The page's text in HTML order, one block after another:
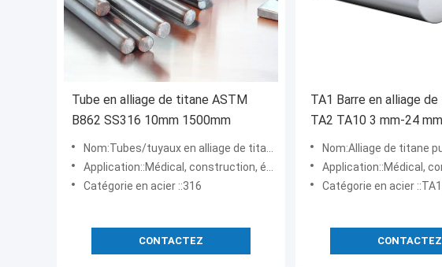
Tube en alliage de titane ASTM
B862 SS316 10mm 1500mm
Nom:Tubes/tuyaux en alliage de titane ASTM B862
Application::Médical, construction, énergie nucléaire, hydroélectricité
Catégorie en acier ::316
CONTACTEZ
TA1 Barre en alliage
TA2 TA10 3 mm-24
Nom:Alliage de titane pur TA1 de haute
Application::Médical, construction, énergie
Catégorie en acier ::TA1, TA2, TA10, TA15, TA18, TC2,
CONTACTEZ